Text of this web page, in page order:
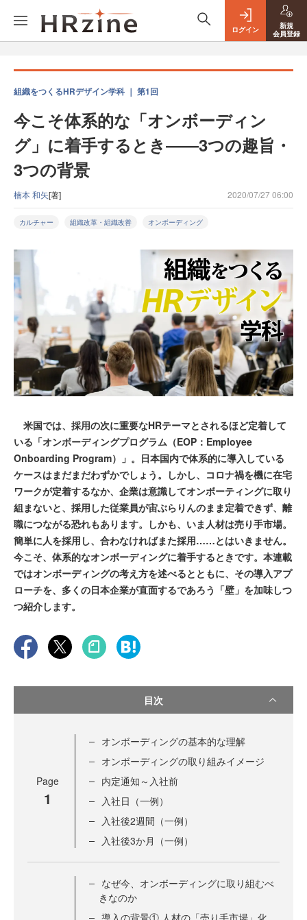
ログイン
新規
会員登録
組織をつくるHRデザイン学科 ｜ 第1回
今こそ体系的な「オンボーディン
グ」に着手するとき――3つの趣旨・
3つの背景
楠本 和矢[著] 2020/07/27 06:00
カルチャー 組織改革・組織改善 オンボーディング
米国では、採用の次に重要なHRテーマとされるほど定着して
いる「オンボーディングプログラム（EOP：Employee
Onboarding Program）」。日本国内で体系的に導入している
ケースはまだまだわずかでしょう。しかし、コロナ禍を機に在宅
ワークが定着するなか、企業は意識してオンボーティングに取り
組まないと、採用した従業員が宙ぶらりんのまま定着できず、離
職につながる恐れもあります。しかも、いま人材は売り手市場。
簡単に人を採用し、合わなければまた採用……とはいきません。
今こそ、体系的なオンボーディングに着手するときです。本連載
ではオンボーディングの考え方を述べるとともに、その導入アプ
ローチを、多くの日本企業が直面するであろう「壁」を加味しつ
つ紹介します。
目次
Page
1
オンボーディングの基本的な理解
オンボーディングの取り組みイメージ
内定通知～入社前
入社日（一例）
入社後2週間（一例）
入社後3か月（一例）
なぜ今、オンボーディングに取り組むべ
きなのか